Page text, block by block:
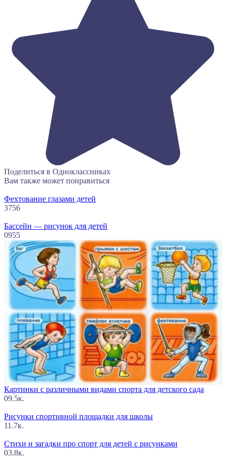
Поделиться в Одноклассниках
Вам также может понравиться
Фехтование глазами детей
3756
Бассейн — рисунок для детей
0955
Картинки с различными видами спорта для детского сада
09.5к.
Рисунки спортивной площадки для школы
11.7к.
Стихи и загадки про спорт для детей с рисунками
03.8к.